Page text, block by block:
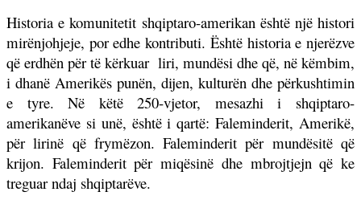
Historia e komunitetit shqiptaro-amerikan është një histori
mirënjohjeje, por edhe kontributi. Është historia e njerëzve
që erdhën për të kërkuar liri, mundësi dhe që, në këmbim,
i dhanë Amerikës punën, dijen, kulturën dhe përkushtimin
e tyre. Në këtë 250-vjetor, mesazhi i shqiptaro-
amerikanëve si unë, është i qartë: Faleminderit, Amerikë,
për lirinë që frymëzon. Faleminderit për mundësitë që
krijon. Faleminderit për miqësinë dhe mbrojtjejn që ke
treguar ndaj shqiptarëve.